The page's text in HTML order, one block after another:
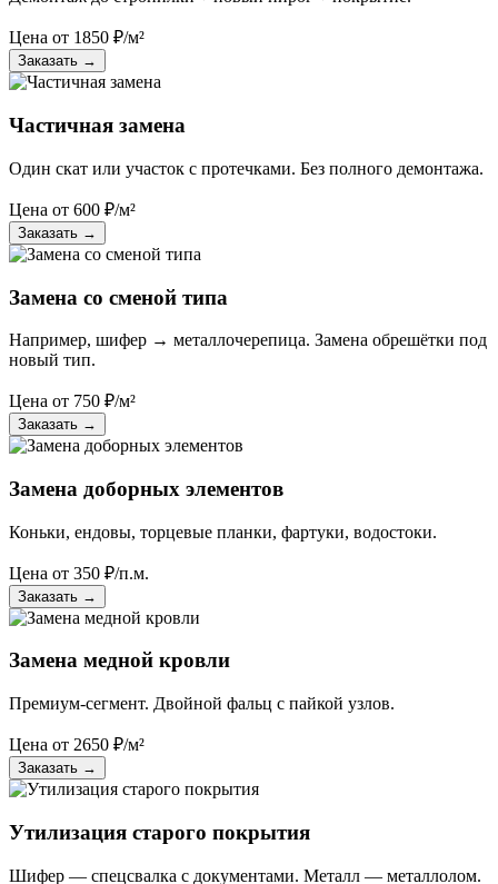
Цена от 1850 ₽/м²
Заказать →
Частичная замена
Один скат или участок с протечками. Без полного демонтажа.
Цена от 600 ₽/м²
Заказать →
Замена со сменой типа
Например, шифер → металлочерепица. Замена обрешётки под
новый тип.
Цена от 750 ₽/м²
Заказать →
Замена доборных элементов
Коньки, ендовы, торцевые планки, фартуки, водостоки.
Цена от 350 ₽/п.м.
Заказать →
Замена медной кровли
Премиум-сегмент. Двойной фальц с пайкой узлов.
Цена от 2650 ₽/м²
Заказать →
Утилизация старого покрытия
Шифер — спецсвалка с документами. Металл — металлолом.